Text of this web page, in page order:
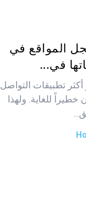
سجل المواقع في
في...
تطبيقات التواصل
خطيراً للغاية. ولهذا